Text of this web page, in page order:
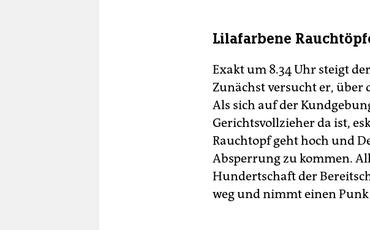
Lilafarbene
Exakt um 8.34 Uhr steigt
Zunächst versucht er,
Als sich auf der
Gerichtsvollzieher da ist,
Rauchtopf geht hoch und
Absperrung zu kommen.
Hundertschaft der
weg und nimmt einen